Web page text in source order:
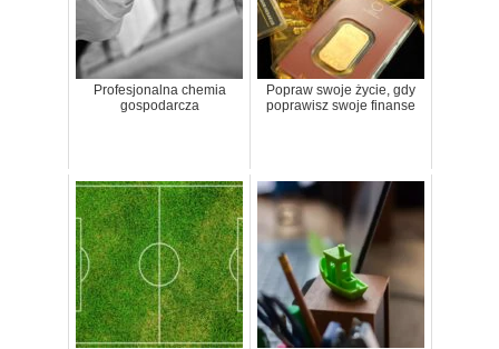
Profesjonalna chemia
gospodarcza
Popraw swoje życie, gdy
poprawisz swoje finanse